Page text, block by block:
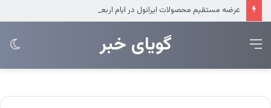
عرضه مستقیم محصولات ایرانول در ایام اربعین
‌‌‌گویای خبر منو